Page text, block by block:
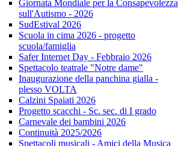
Giornata Mondiale per la Consapevolezza
sull'Autismo - 2026
SudEstival 2026
Scuola in cima 2026 - progetto
scuola/famiglia
Safer Internet Day - Febbraio 2026
Spettacolo teatrale "Notre dame"
Inaugurazione della panchina gialla -
plesso VOLTA
Calzini Spaiati 2026
Progetto scacchi - Sc. sec. di I grado
Carnevale dei bambini 2026
Continuità 2025/2026
Spettacoli musicali - Amici della Musica